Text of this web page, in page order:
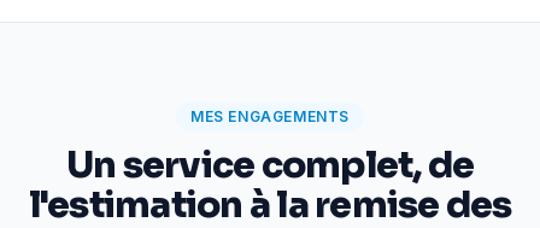
MES ENGAGEMENTS
Un service complet, de
l'estimation à la remise des